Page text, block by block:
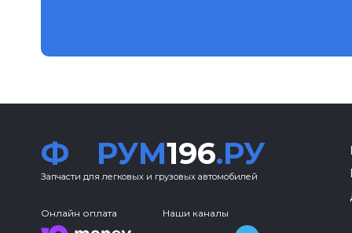
Ф РУМ196.РУ
Запчасти для легковых и грузовых автомобилей
Онлайн оплата Наши каналы